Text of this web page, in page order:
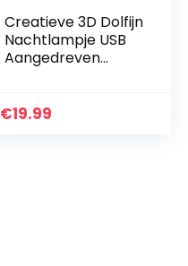
Creatieve 3D Dolfijn
Nachtlampje USB
Aangedreven
Decor Tafellamp
€19.99